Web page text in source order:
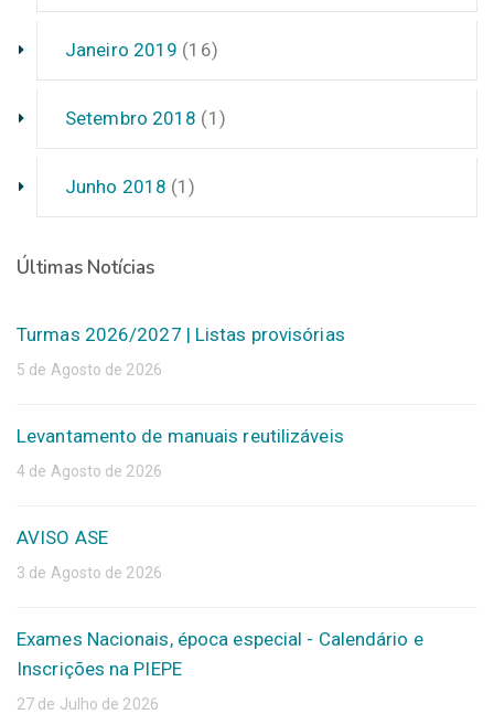
Janeiro 2019 (16)
Setembro 2018 (1)
Junho 2018 (1)
Últimas Notícias
Turmas 2026/2027 | Listas provisórias
5 de Agosto de 2026
Levantamento de manuais reutilizáveis
4 de Agosto de 2026
AVISO ASE
3 de Agosto de 2026
Exames Nacionais, época especial - Calendário e
Inscrições na PIEPE
27 de Julho de 2026